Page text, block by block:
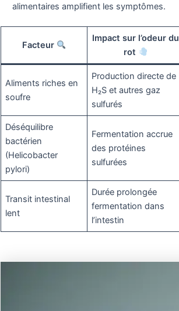
alimentaires amplifient les symptômes.
Facteur
Impact sur l’odeur du
rot
Aliments riches en
soufre
Production directe de
H₂S et autres gaz
sulfurés
Déséquilibre
bactérien
(Helicobacter
pylori)
Fermentation accrue
des protéines
sulfurées
Transit intestinal
lent
Durée prolongée
fermentation dans
l’intestin